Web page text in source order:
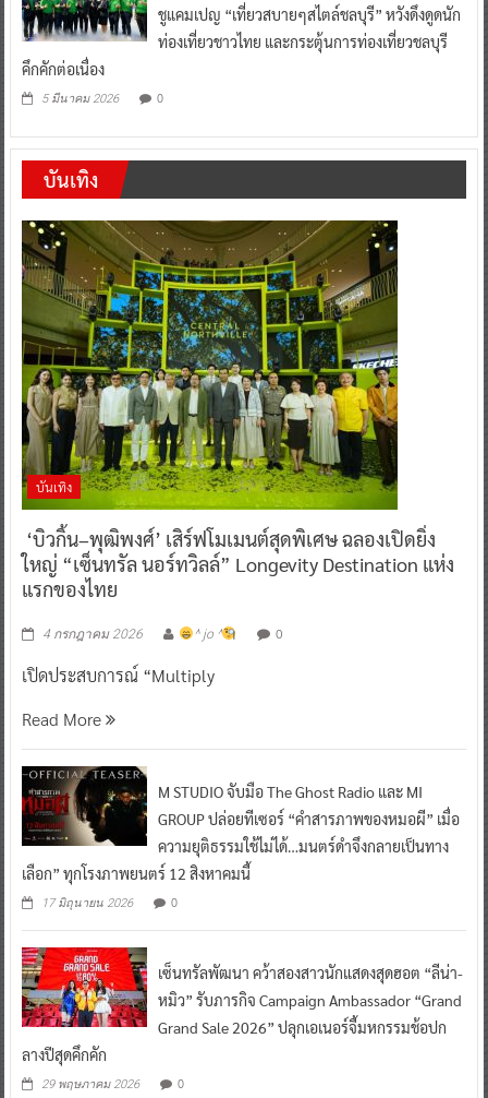
ชูแคมเปญ “เที่ยวสบายๆสไตล์ชลบุรี” หวังดึงดูดนัก
ท่องเที่ยวชาวไทย และกระตุ้นการท่องเที่ยวชลบุรี
คึกคักต่อเนื่อง
5 มีนาคม 2026 0
บันเทิง
บันเทิง
‘บิวกิ้น–พุฒิพงศ์’ เสิร์ฟโมเมนต์สุดพิเศษ ฉลองเปิดยิ่ง
ใหญ่ “เซ็นทรัล นอร์ทวิลล์” Longevity Destination แห่ง
แรกของไทย
4 กรกฎาคม 2026 ^ jo ^ 0
เปิดประสบการณ์ “Multiply
Read More
M STUDIO จับมือ The Ghost Radio และ MI
GROUP ปล่อยทีเซอร์ “คำสารภาพของหมอผี” เมื่อ
ความยุติธรรมใช้ไม่ได้…มนตร์ดำจึงกลายเป็นทาง
เลือก” ทุกโรงภาพยนตร์ 12 สิงหาคมนี้
17 มิถุนายน 2026 0
เซ็นทรัลพัฒนา คว้าสองสาวนักแสดงสุดฮอต “ลีน่า-
หมิว” รับภารกิจ Campaign Ambassador “Grand
Grand Sale 2026” ปลุกเอเนอร์จี้มหกรรมช้อปก
ลางปีสุดคึกคัก
29 พฤษภาคม 2026 0